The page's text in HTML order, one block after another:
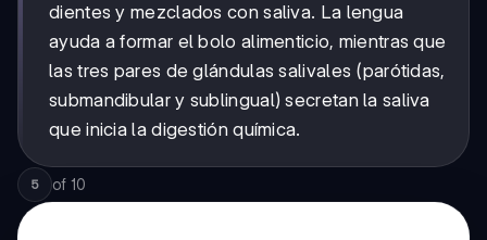
dientes y mezclados con saliva. La lengua
ayuda a formar el bolo alimenticio, mientras que
las tres pares de glándulas salivales (parótidas,
submandibular y sublingual) secretan la saliva
que inicia la digestión química.
5 of 10